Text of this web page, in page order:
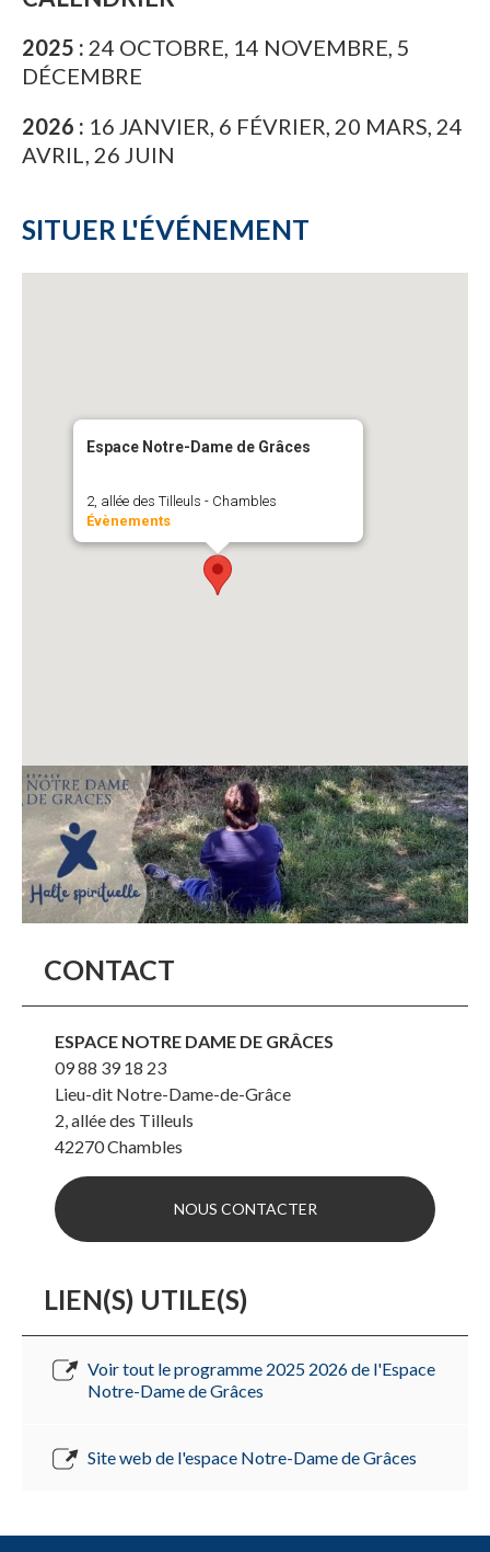
2025 : 24 OCTOBRE, 14 NOVEMBRE, 5
DÉCEMBRE
2026 : 16 JANVIER, 6 FÉVRIER, 20 MARS, 24
AVRIL, 26 JUIN
SITUER L'ÉVÉNEMENT
Espace Notre-Dame de Grâces
2, allée des Tilleuls - Chambles
Évènements
CONTACT
ESPACE NOTRE DAME DE GRÂCES
09 88 39 18 23
Lieu-dit Notre-Dame-de-Grâce
2, allée des Tilleuls
42270Chambles
NOUS CONTACTER
LIEN(S) UTILE(S)
Voir tout le programme 2025 2026 de l'Espace
Notre-Dame de Grâces
Site web de l'espace Notre-Dame de Grâces